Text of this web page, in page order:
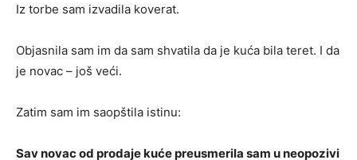
Iz torbe sam izvadila koverat.
Objasnila sam im da sam shvatila da je kuća bila teret. I da
je novac – još veći.
Zatim sam im saopštila istinu:
Sav novac od prodaje kuće preusmerila sam u neopozivi